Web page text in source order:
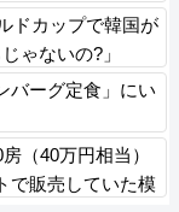
ドカップで韓国が
ゃないの?」
バーグ定食」にい
（40万円相当）
販売していた模